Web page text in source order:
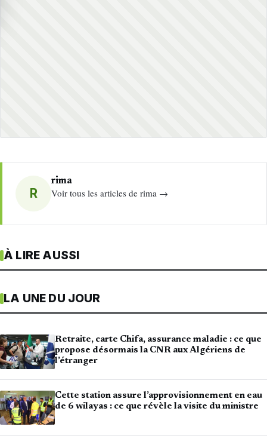
R
rima
Voir tous les articles de rima →
À LIRE AUSSI
LA UNE DU JOUR
Retraite, carte Chifa, assurance maladie : ce que
propose désormais la CNR aux Algériens de
l’étranger
Cette station assure l’approvisionnement en eau
de 6 wilayas : ce que révèle la visite du ministre